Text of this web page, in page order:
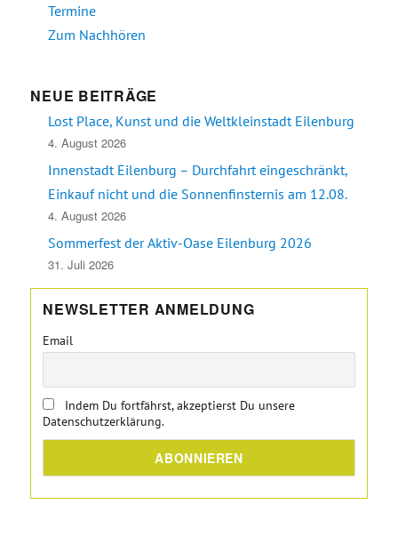
Termine
Zum Nachhören
NEUE BEITRÄGE
Lost Place, Kunst und die Weltkleinstadt Eilenburg
4. August 2026
Innenstadt Eilenburg – Durchfahrt eingeschränkt,
Einkauf nicht und die Sonnenfinsternis am 12.08.
4. August 2026
Sommerfest der Aktiv-Oase Eilenburg 2026
31. Juli 2026
NEWSLETTER ANMELDUNG
Email
Indem Du fortfährst, akzeptierst Du unsere
Datenschutzerklärung.